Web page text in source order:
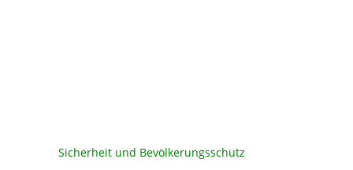
Sicherheit und Bevölkerungsschutz